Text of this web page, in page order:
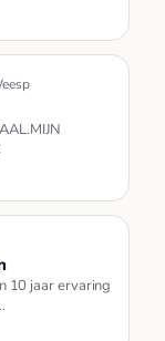
10 jaar ervaring